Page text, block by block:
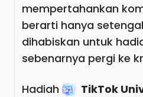
mempertahankan
berarti hanya
dihabiskan untuk
sebenarnya pergi ke
Hadiah TikTok